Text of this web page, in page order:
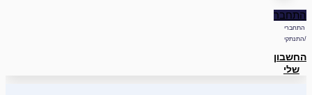
התחבר
התחברי
/התנתקי
החשבון
שלי